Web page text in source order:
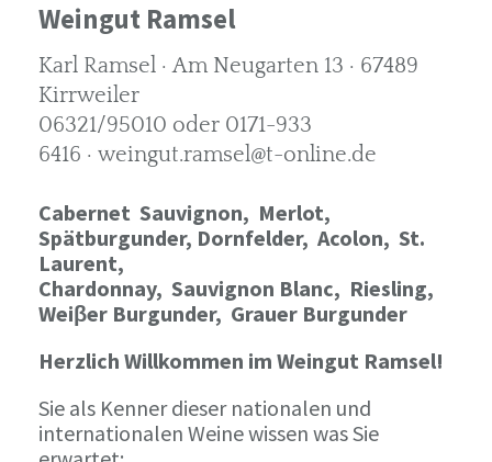
Weingut Ramsel
Karl Ramsel · Am Neugarten 13 · 67489
Kirrweiler
06321/95010 oder 0171-933
6416 · weingut.ramsel@t-online.de
Cabernet Sauvignon, Merlot,
Spätburgunder, Dornfelder, Acolon, St.
Laurent,
Chardonnay, Sauvignon Blanc, Riesling,
Weiβer Burgunder, Grauer Burgunder
Herzlich Willkommen im Weingut Ramsel!
Sie als Kenner dieser nationalen und
internationalen Weine wissen was Sie